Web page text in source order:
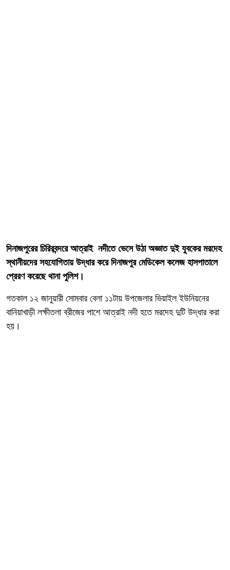
দিনাজপুরের চিরিরবন্দরে আত্রাই নদীতে ভেসে উঠা অজ্ঞাত দুই যুবকের মরদেহ
স্থানীয়দের সহযোগিতায় উদ্ধার করে দিনাজপুর মেডিকেল কলেজ হাসপাতালে
প্রেরণ করেছে থানা পুলিশ।
গতকাল ১২ জানুয়ারী সোমবার বেলা ১১টায় উপজেলার ভিয়াইল ইউনিয়নের
বানিয়াখাড়ী লক্ষীতলা ব্রীজের পাশে আত্রাই নদী হতে মরদেহ দুটি উদ্ধার করা
হয়।